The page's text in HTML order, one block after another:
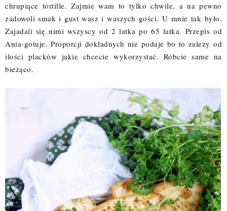
chrupiące tortille. Zajmie wam to tylko chwile, a na pewno
zadowoli smak i gust wasz i waszych gości. U mnie tak było.
Zajadali się nimi wszyscy od 2 latka po 65 latka. Przepis od
Ania-gotuje. Proporcji dokładnych nie podaje bo to zależy od
ilości placków jakie chcecie wykorzystać. Róbcie same na
bieżąco.